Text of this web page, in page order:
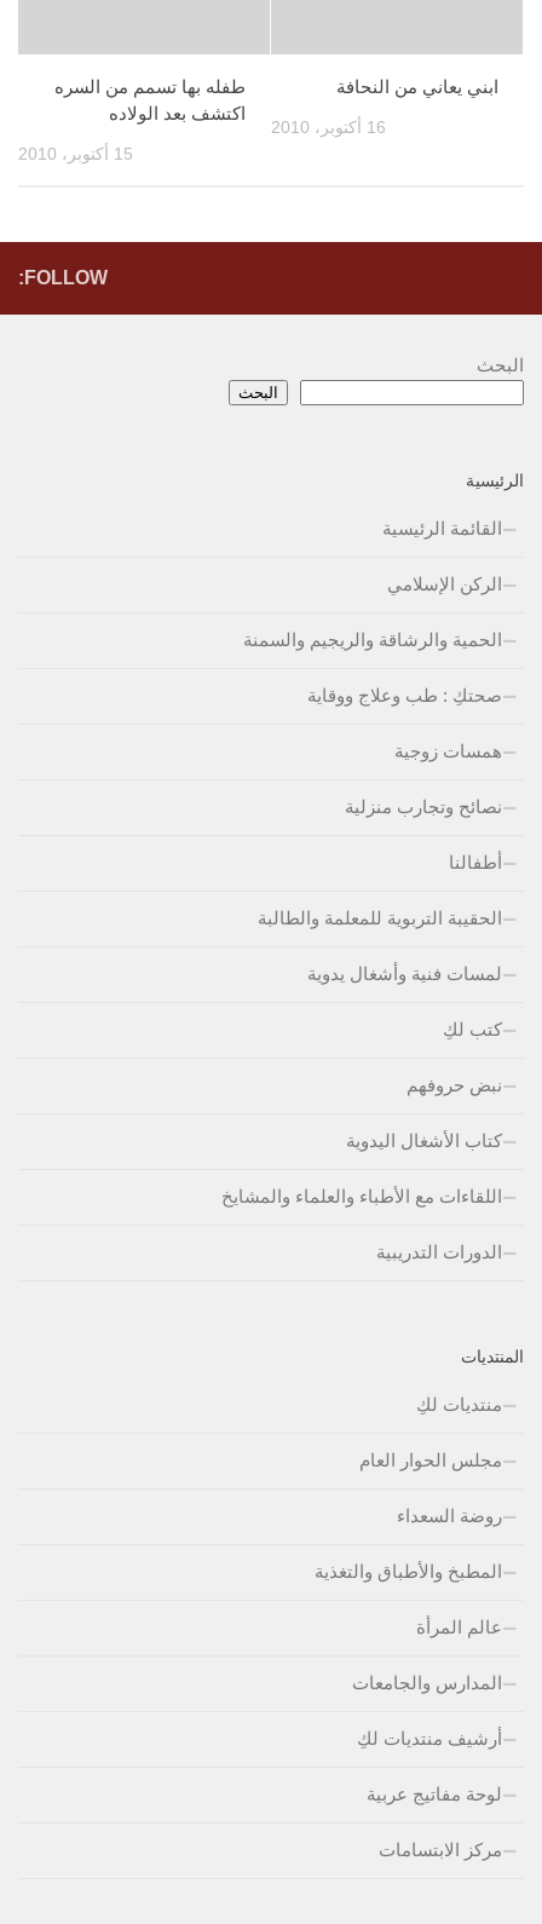
طفله بها تسمم من السره
اكتشف بعد الولاده
15 أكتوبر، 2010
ابني يعاني من النحافة
16 أكتوبر، 2010
FOLLOW:
البحث
البحث
الرئيسية
القائمة الرئيسية
الركن الإسلامي
الحمية والرشاقة والريجيم والسمنة
صحتكِ : طب وعلاج ووقاية
همسات زوجية
نصائح وتجارب منزلية
أطفالنا
الحقيبة التربوية للمعلمة والطالبة
لمسات فنية وأشغال يدوية
كتب لكِ
نبض حروفهم
كتاب الأشغال اليدوية
اللقاءات مع الأطباء والعلماء والمشايخ
الدورات التدريبية
المنتديات
منتديات لكِ
مجلس الحوار العام
روضة السعداء
المطبخ والأطباق والتغذية
عالم المرأة
المدارس والجامعات
أرشيف منتديات لكِ
لوحة مفاتيج عربية
مركز الابتسامات